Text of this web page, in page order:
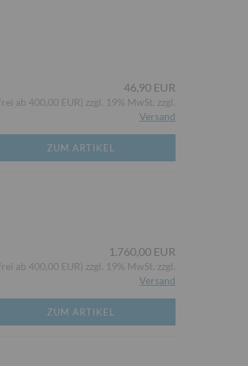
46,90 EUR
ab 400,00 EUR) zzgl. 19% MwSt. zzgl.
Versand
ZUM ARTIKEL
1.760,00 EUR
ab 400,00 EUR) zzgl. 19% MwSt. zzgl.
Versand
ZUM ARTIKEL